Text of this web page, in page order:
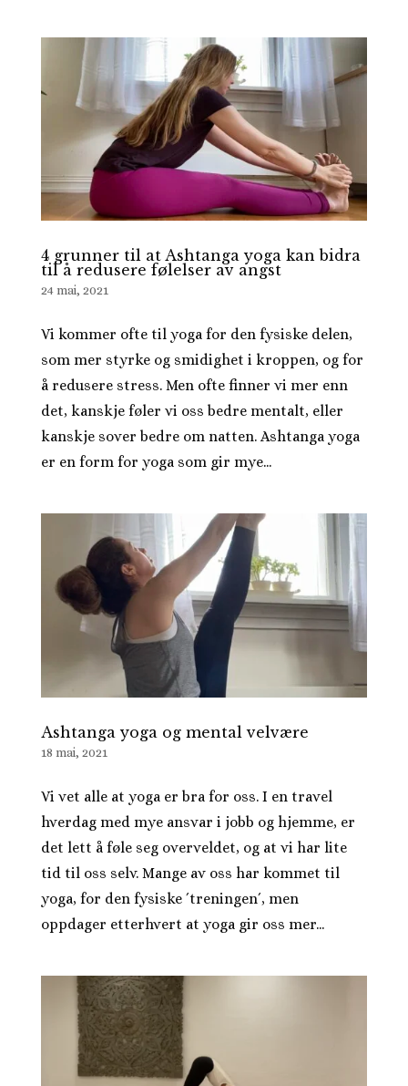
4 grunner til at Ashtanga yoga kan bidra
til å redusere følelser av angst
24 mai, 2021
Vi kommer ofte til yoga for den fysiske delen,
som mer styrke og smidighet i kroppen, og for
å redusere stress. Men ofte finner vi mer enn
det, kanskje føler vi oss bedre mentalt, eller
kanskje sover bedre om natten. Ashtanga yoga
er en form for yoga som gir mye...
Ashtanga yoga og mental velvære
18 mai, 2021
Vi vet alle at yoga er bra for oss. I en travel
hverdag med mye ansvar i jobb og hjemme, er
det lett å føle seg overveldet, og at vi har lite
tid til oss selv. Mange av oss har kommet til
yoga, for den fysiske ´treningen´, men
oppdager etterhvert at yoga gir oss mer...